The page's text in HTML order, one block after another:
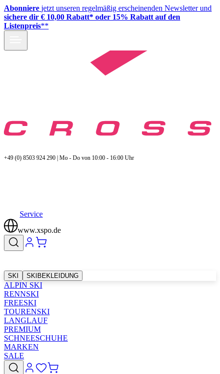
Abonniere jetzt unseren regelmäßig erscheinenden Newsletter und
sichere dir € 10,00 Rabatt* oder 15% Rabatt auf den
Listenpreis**
+49 (0) 8503 924 290 | Mo - Do von 10:00 - 16:00 Uhr
Service
www.xspo.de
SKI SKIBEKLEIDUNG
ALPIN SKI
RENNSKI
FREESKI
TOURENSKI
LANGLAUF
PREMIUM
SCHNEESCHUHE
MARKEN
SALE